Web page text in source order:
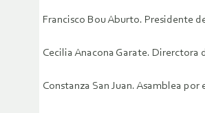
Francisco Bou Aburto. Presidente
Cecilia Anacona Garate. Direrctora
Constanza San Juan. Asamblea por